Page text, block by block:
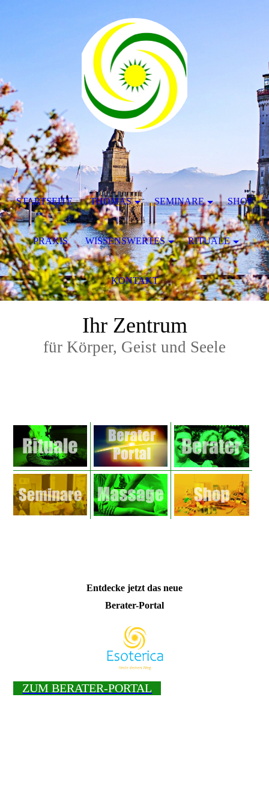
Ihr Zentrum
für Körper, Geist und Seele
Entdecke jetzt das neue
Berater-Portal
ZUM BERATER-PORTAL
STARTSEITE THOMAS SEMINARE SHOP
PRAXIS WISSENSWERTES RITUALE
KONTAKT